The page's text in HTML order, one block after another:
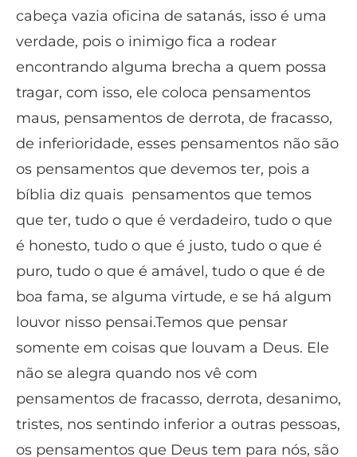
cabeça vazia oficina de satanás, isso é uma
verdade, pois o inimigo fica a rodear
encontrando alguma brecha a quem possa
tragar, com isso, ele coloca pensamentos
maus, pensamentos de derrota, de fracasso,
de inferioridade, esses pensamentos não são
os pensamentos que devemos ter, pois a
bíblia diz quais pensamentos que temos
que ter, tudo o que é verdadeiro, tudo o que
é honesto, tudo o que é justo, tudo o que é
puro, tudo o que é amável, tudo o que é de
boa fama, se alguma virtude, e se há algum
louvor nisso pensai.Temos que pensar
somente em coisas que louvam a Deus. Ele
não se alegra quando nos vê com
pensamentos de fracasso, derrota, desanimo,
tristes, nos sentindo inferior a outras pessoas,
os pensamentos que Deus tem para nós, são